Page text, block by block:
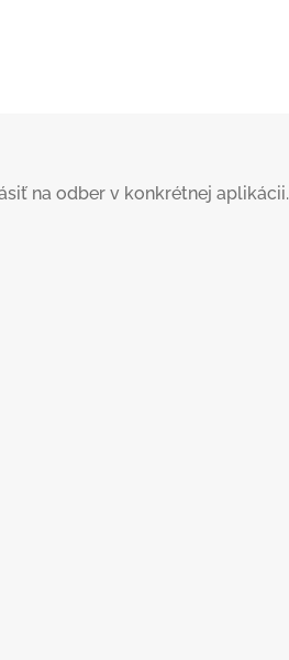
na odber v konkrétnej aplikácii.